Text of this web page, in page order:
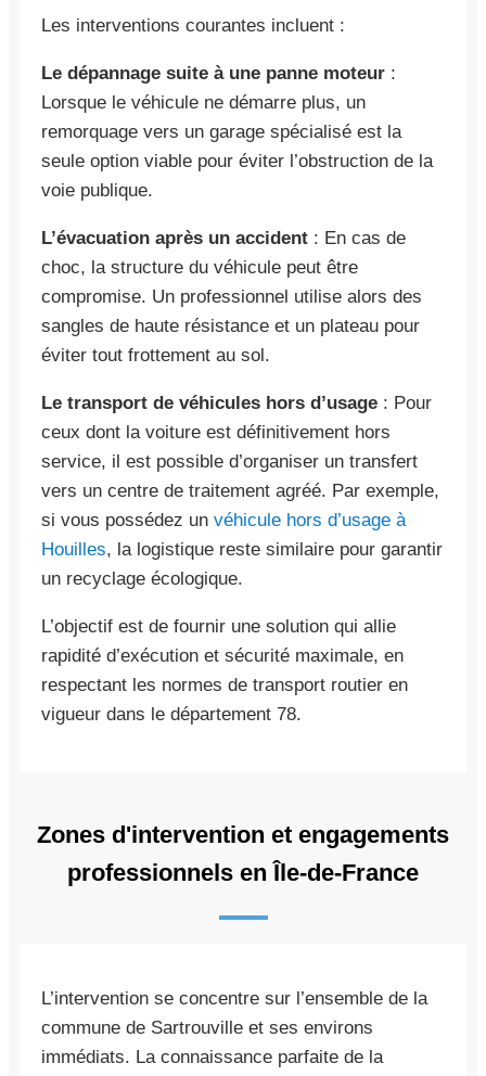
Les interventions courantes incluent :
Le dépannage suite à une panne moteur :
Lorsque le véhicule ne démarre plus, un
remorquage vers un garage spécialisé est la
seule option viable pour éviter l’obstruction de la
voie publique.
L’évacuation après un accident : En cas de
choc, la structure du véhicule peut être
compromise. Un professionnel utilise alors des
sangles de haute résistance et un plateau pour
éviter tout frottement au sol.
Le transport de véhicules hors d’usage : Pour
ceux dont la voiture est définitivement hors
service, il est possible d’organiser un transfert
vers un centre de traitement agréé. Par exemple,
si vous possédez un véhicule hors d’usage à
Houilles, la logistique reste similaire pour garantir
un recyclage écologique.
L’objectif est de fournir une solution qui allie
rapidité d’exécution et sécurité maximale, en
respectant les normes de transport routier en
vigueur dans le département 78.
Zones d'intervention et engagements
professionnels en Île-de-France
L’intervention se concentre sur l’ensemble de la
commune de Sartrouville et ses environs
immédiats. La connaissance parfaite de la